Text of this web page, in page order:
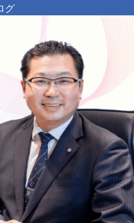
グ